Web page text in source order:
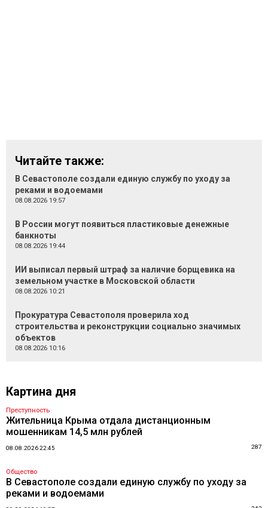
Читайте также:
В Севастополе создали единую службу по уходу за
реками и водоемами
08.08.2026 19:57
В России могут появиться пластиковые денежные
банкноты
08.08.2026 19:44
ИИ выписал первый штраф за наличие борщевика на
земельном участке в Московской области
08.08.2026 10:21
Прокуратура Севастополя проверила ход
строительства и реконструкции социально значимых
объектов
08.08.2026 10:16
Картина дня
Преступность
Жительница Крыма отдала дистанционным
мошенникам 14,5 млн рублей
08.08.2026 22:45 287
Общество
В Севастополе создали единую службу по уходу за
реками и водоемами